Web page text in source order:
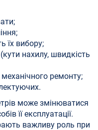
їх вибору;
нахилу, швидкість
ремонту;
може змінюватися
її експлуатації.
важливу роль при